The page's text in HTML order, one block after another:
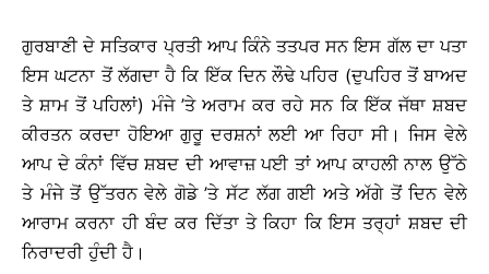
ਗੁਰਬਾਣੀ ਦੇ ਸਤਿਕਾਰ ਪ੍ਰਤੀ ਆਪ ਕਿੰਨੇ ਤਤਪਰ ਸਨ ਇਸ ਗੱਲ ਦਾ ਪਤਾ
ਇਸ ਘਟਨਾ ਤੋਂ ਲੱਗਦਾ ਹੈ ਕਿ ਇੱਕ ਦਿਨ ਲੌਢੇ ਪਹਿਰ (ਦੁਪਹਿਰ ਤੋਂ ਬਾਅਦ
ਤੇ ਸ਼ਾਮ ਤੋਂ ਪਹਿਲਾਂ) ਮੰਜੇ ’ਤੇ ਅਰਾਮ ਕਰ ਰਹੇ ਸਨ ਕਿ ਇੱਕ ਜੱਥਾ ਸ਼ਬਦ
ਕੀਰਤਨ ਕਰਦਾ ਹੋਇਆ ਗੁਰੂ ਦਰਸ਼ਨਾਂ ਲਈ ਆ ਰਿਹਾ ਸੀ। ਜਿਸ ਵੇਲੇ
ਆਪ ਦੇ ਕੰਨਾਂ ਵਿੱਚ ਸ਼ਬਦ ਦੀ ਆਵਾਜ਼ ਪਈ ਤਾਂ ਆਪ ਕਾਹਲੀ ਨਾਲ ਉੱਠੇ
ਤੇ ਮੰਜੇ ਤੋਂ ਉੱਤਰਨ ਵੇਲੇ ਗੋਡੇ ’ਤੇ ਸੱਟ ਲੱਗ ਗਈ ਅਤੇ ਅੱਗੇ ਤੋਂ ਦਿਨ ਵੇਲੇ
ਆਰਾਮ ਕਰਨਾ ਹੀ ਬੰਦ ਕਰ ਦਿੱਤਾ ਤੇ ਕਿਹਾ ਕਿ ਇਸ ਤਰ੍ਹਾਂ ਸ਼ਬਦ ਦੀ
ਨਿਰਾਦਰੀ ਹੁੰਦੀ ਹੈ।